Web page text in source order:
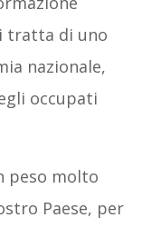
tratta di uno
nazionale,
occupati
peso molto
Paese, per